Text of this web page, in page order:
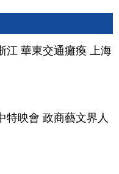
江 華東交通癱瘓 上海
特映會 政商藝文界人